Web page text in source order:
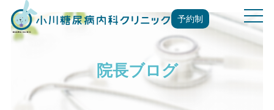
予約制
t
o
g
院長ブログ